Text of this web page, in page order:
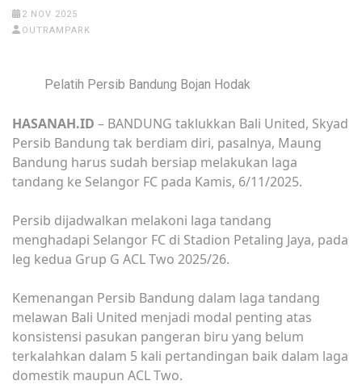
2 NOV 2025
OUTRAMPARK
Pelatih Persib Bandung Bojan Hodak
HASANAH.ID – BANDUNG taklukkan Bali United, Skyad
Persib Bandung tak berdiam diri, pasalnya, Maung
Bandung harus sudah bersiap melakukan laga
tandang ke Selangor FC pada Kamis, 6/11/2025.
Persib dijadwalkan melakoni laga tandang
menghadapi Selangor FC di Stadion Petaling Jaya, pada
leg kedua Grup G ACL Two 2025/26.
Kemenangan Persib Bandung dalam laga tandang
melawan Bali United menjadi modal penting atas
konsistensi pasukan pangeran biru yang belum
terkalahkan dalam 5 kali pertandingan baik dalam laga
domestik maupun ACL Two.